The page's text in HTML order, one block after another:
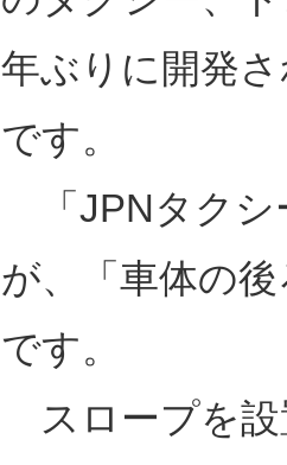
年ぶりに開発
です。
「JPNタクシ
が、「車体の
です。
スロープを設